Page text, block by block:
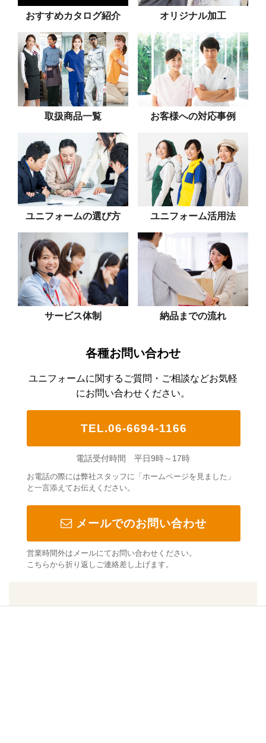
おすすめカタログ紹介 オリジナル加工
取扱商品一覧 お客様への対応事例
ユニフォームの選び方 ユニフォーム活用法
サービス体制 納品までの流れ
各種お問い合わせ
ユニフォームに関するご質問・ご相談などお気軽
にお問い合わせください。
TEL.06-6694-1166
電話受付時間 平日9時～17時
お電話の際には弊社スタッフに「ホームページを見ました」
と一言添えてお伝えください。
メールでのお問い合わせ
営業時間外はメールにてお問い合わせください。
こちらから折り返しご連絡差し上げます。